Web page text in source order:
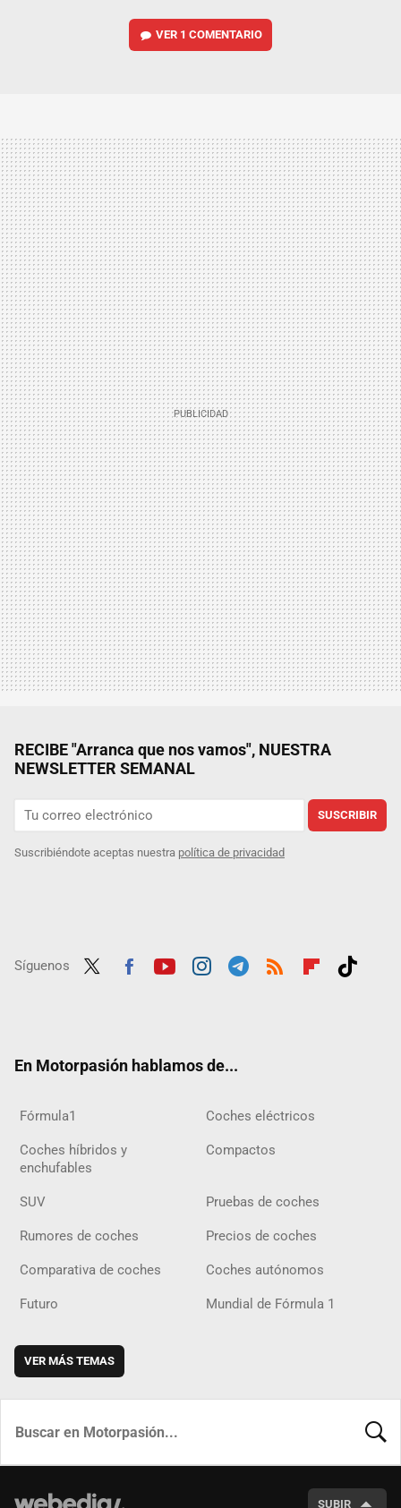
VER 1 COMENTARIO
RECIBE "Arranca que nos vamos", NUESTRA
NEWSLETTER SEMANAL
SUSCRIBIR
Suscribiéndote aceptas nuestra política de privacidad
Síguenos
En Motorpasión hablamos de...
Fórmula1 Coches eléctricos
Coches híbridos y
enchufables
Compactos
SUV Pruebas de coches
Rumores de coches Precios de coches
Comparativa de coches Coches autónomos
Futuro Mundial de Fórmula 1
VER MÁS TEMAS
SUBIR